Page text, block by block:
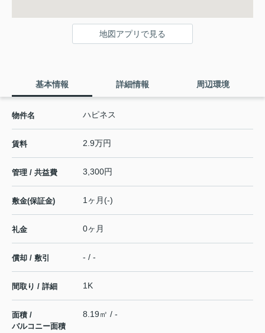
地図アプリで見る
基本情報 詳細情報 周辺環境
物件名 ハピネス
賃料 2.9万円
管理 / 共益費 3,300円
敷金(保証金) 1ヶ月(-)
礼金 0ヶ月
償却 / 敷引 - / -
間取り / 詳細 1K
面積 /
バルコニー面積
8.19㎡ / -